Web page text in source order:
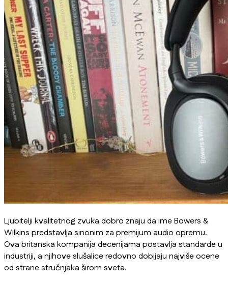
Ljubitelji kvalitetnog zvuka dobro znaju da ime Bowers &
Wilkins predstavlja sinonim za premijum audio opremu.
Ova britanska kompanija decenijama postavlja standarde u
industriji, a njihove slušalice redovno dobijaju najviše ocene
od strane stručnjaka širom sveta.